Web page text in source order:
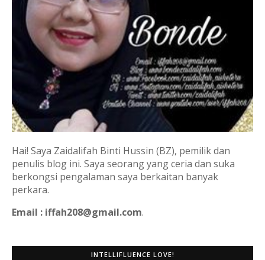
Hai! Saya Zaidalifah Binti Hussin (BZ), pemilik dan
penulis blog ini. Saya seorang yang ceria dan suka
berkongsi pengalaman saya berkaitan banyak
perkara.
Email : iffah208@gmail.com.
INTELLIFLUENCE LOVE!